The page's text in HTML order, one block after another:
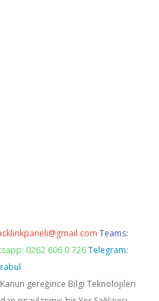
Teams:
0262 606 0 726 Telegram:
Kanun gereğince Bilgi Teknolojileri